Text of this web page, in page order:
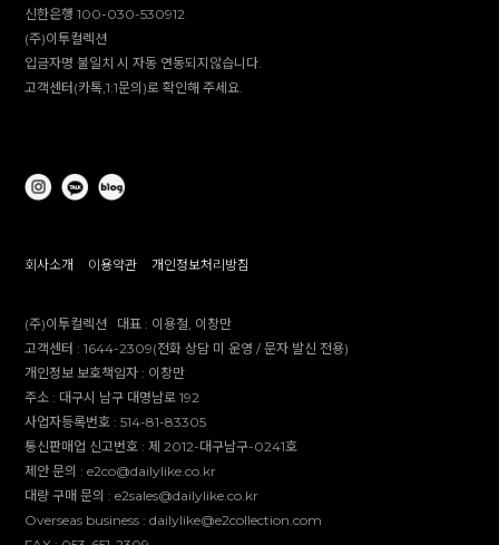
신한은행 100-030-530912
(주)이투컬렉션
입금자명 불일치 시 자동 연동되지않습니다.
고객센터(카톡,1:1문의)로 확인해 주세요.
회사소개 이용약관 개인정보처리방침
(주)이투컬렉션 대표 : 이용철, 이창만
고객센터 :1644-2309(전화 상담 미 운영 / 문자 발신 전용)
개인정보 보호책임자 : 이창만
주소 : 대구시 남구 대명남로 192
사업자등록번호 :514-81-83305
통신판매업 신고번호 :제 2012-대구남구-0241호
제안 문의 : e2co@dailylike.co.kr
대량 구매 문의 : e2sales@dailylike.co.kr
Overseas business : dailylike@e2collection.com